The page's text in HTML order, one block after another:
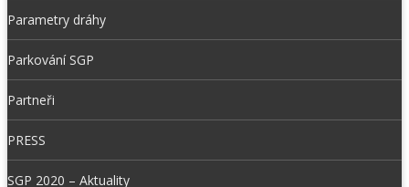
Parametry dráhy
Parkování SGP
Partneři
PRESS
SGP 2020 – Aktuality